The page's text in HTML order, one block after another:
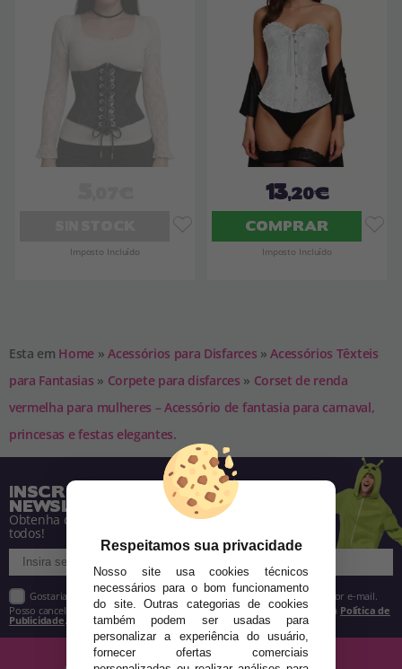
Imposto Incluído
13,20€
COMPRAR
Imposto Incluído
Esta em Home » Acessórios para Disfarces » Acessórios Têxteis
para Fantasias » Corpete para disfarces » Corset de renda
vermelha para mulheres – Acessório de fantasia para carnaval,
princesas e festas elegantes.
INSCREVA-SE NA NOSSA
NEWSLETTER
Obtenha descontos e saiba de tudo antes de
todos!
Gostaria de receber descontos exclusivos, novidades e tendências por e-mail.
Posso cancelar a inscrição a qualquer momento, conforme estipulado na Política de
Publicidade
Respeitamos sua privacidade
Nosso site usa cookies técnicos
necessários para o bom funcionamento
do site. Outras categorias de cookies
também podem ser usadas para
personalizar a experiência do usuário,
fornecer ofertas comerciais